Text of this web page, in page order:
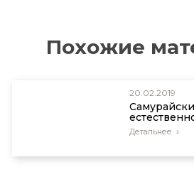
Похожие
20.02.2019
Детальнее